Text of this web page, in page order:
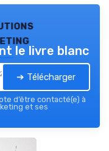
le livre blanc
➔ Télécharger
d’être contacté(e) à
et ses